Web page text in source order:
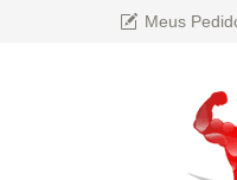
Meus